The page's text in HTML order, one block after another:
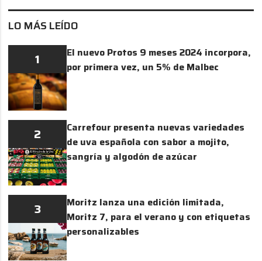
LO MÁS LEÍDO
1
El nuevo Protos 9 meses 2024 incorpora,
por primera vez, un 5% de Malbec
2
Carrefour presenta nuevas variedades
de uva española con sabor a mojito,
sangría y algodón de azúcar
3
Moritz lanza una edición limitada,
Moritz 7, para el verano y con etiquetas
personalizables